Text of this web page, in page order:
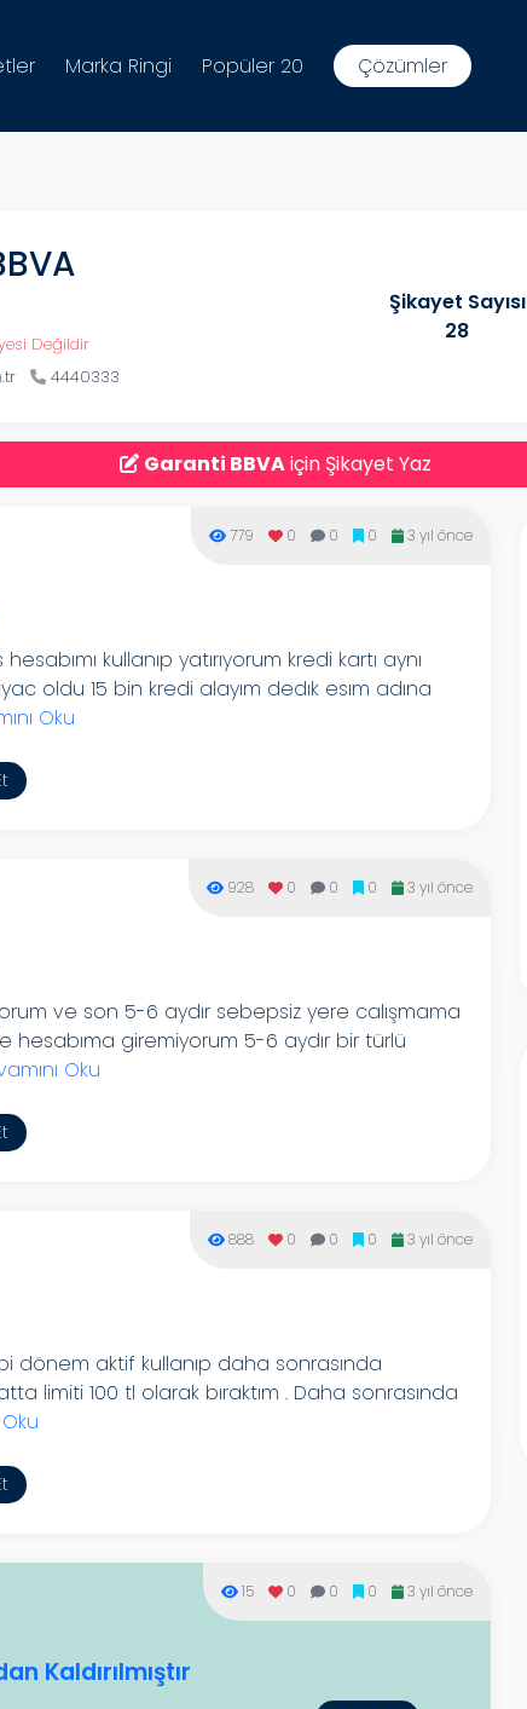
Marka Ringi Popüler 20 Çözümler
Değildir
4440333
Şikayet Sayısı
28
Garanti BBVAiçin Şikayet Yaz
779 0 0 0 3 yıl önce
kullanıp yatırıyorum kredi kartı aynı
oldu 15 bin kredi alayım dedık esım adına
Oku
928 0 0 0 3 yıl önce
ve son 5-6 aydır sebepsiz yere calışmama
hesabıma giremiyorum 5-6 aydır bir türlü
Oku
888 0 0 0 3 yıl önce
dönem aktif kullanıp daha sonrasında
limiti 100 tl olarak bıraktım . Daha sonrasında
15 0 0 0 3 yıl önce
Kaldırılmıştır